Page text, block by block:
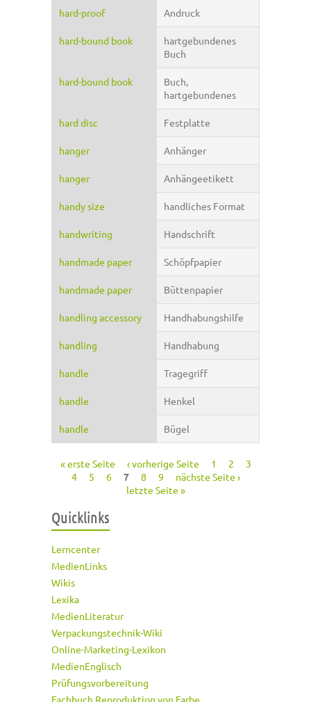
hard-proof Andruck
hard-bound book
hartgebundenes
Buch
hard-bound book
Buch,
hartgebundenes
hard disc Festplatte
hanger Anhänger
hanger Anhängeetikett
handy size handliches Format
handwriting Handschrift
handmade paper Schöpfpapier
handmade paper Büttenpapier
handling accessory Handhabungshilfe
handling Handhabung
handle Tragegriff
handle Henkel
handle Bügel
Seiten
« erste Seite ‹ vorherige Seite 1 2
3
4
5 6 7 8 9
nächste Seite ›
letzte Seite »
Quicklinks
Lerncenter
MedienLinks
Wikis
Lexika
MedienLiteratur
Verpackungstechnik-Wiki
Online-Marketing-Lexikon
MedienEnglisch
Prüfungsvorbereitung
Fachbuch Reproduktion von Farbe